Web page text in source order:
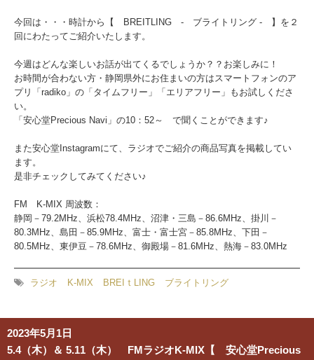
今回は・・・時計から【 BREITLING - ブライトリング - 】 を２
回にわたってご紹介いたします。
今週はどんな楽しいお話が出てくるでしょうか？？お楽しみに！
お時間が合わない方・静岡県外にお住まいの方はスマートフォンのア
プリ「radiko」の「タイムフリー」「エリアフリー」もお試しくださ
い。
「安心堂Precious Navi」の10：52～ で聞くことができます♪
また安心堂Instagramにて、ラジオでご紹介の商品写真を掲載してい
ます。
是非チェックしてみてください♪
FM K-MIX 周波数：
静岡－79.2MHz、浜松78.4MHz、沼津・三島－86.6MHz、掛川－
80.3MHz、島田－85.9MHz、富士・富士宮－85.8MHz、下田－
80.5MHz、東伊豆－78.6MHz、御殿場－81.6MHz、熱海－83.0MHz
ラジオ K-MIX BREIｔLING ブライトリング
2023年5月1日
5.4（木）＆ 5.11（木） FMラジオK-MIX【 安心堂Precious